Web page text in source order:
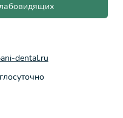
dental.ru